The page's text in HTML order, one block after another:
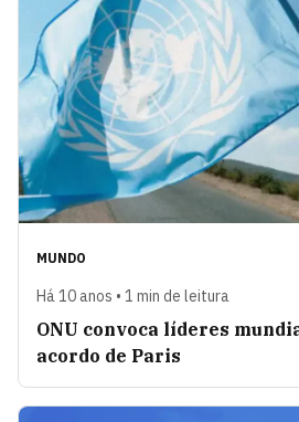
MUNDO
Há 10 anos • 1 min de leitura
ONU convoca líderes
acordo de Paris